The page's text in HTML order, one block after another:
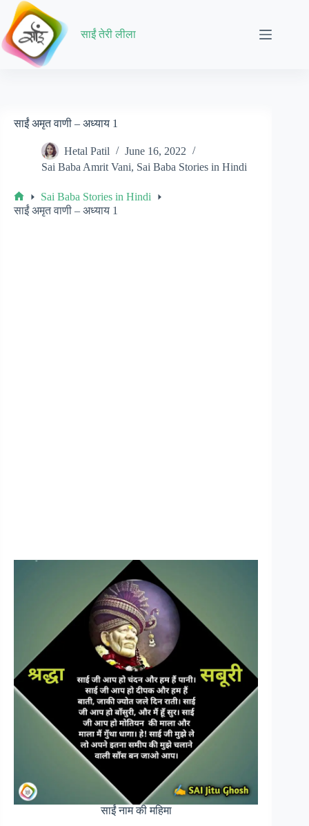
Skip
content
साईं तेरी लीला
साईं अमृत वाणी – अध्याय 1
Hetal Patil
June 16, 2022
Sai Baba Amrit Vani, Sai Baba Stories in Hindi
Home
Sai Baba Stories in Hindi
साईं अमृत वाणी – अध्याय 1
साईं नाम की महिमा